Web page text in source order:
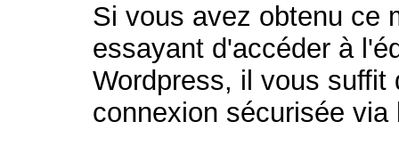
Si vous avez obtenu ce
essayant d'accéder à
Wordpress, il vous suffit
connexion sécurisée